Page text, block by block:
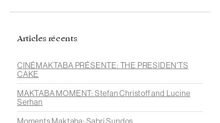
Articles récents
CINÉMAKTABA PRÉSENTE: THE PRESIDEN'TS
CAKE
MAKTABA MOMENT: Stefan Christoff and Lucine
Serhan
Moments Maktaba: Sabri Sundos